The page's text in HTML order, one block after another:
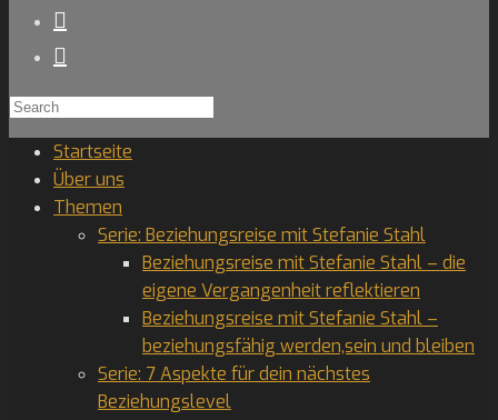
Search
for:
Startseite
Über uns
Themen
Serie: Beziehungsreise mit Stefanie Stahl
Beziehungsreise mit Stefanie Stahl – die
eigene Vergangenheit reflektieren
Beziehungsreise mit Stefanie Stahl –
beziehungsfähig werden,sein und bleiben
Serie: 7 Aspekte für dein nächstes
Beziehungslevel